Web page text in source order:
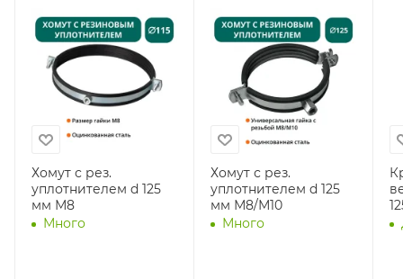
Хомут с рез.
уплотнителем d 125
мм М8
Много
Хомут с рез.
уплотнителем d 125
мм М8/М10
Много